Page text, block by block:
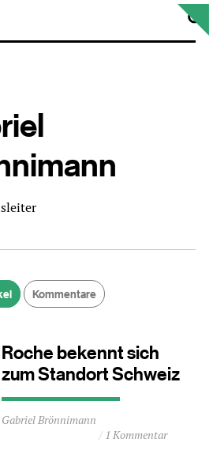
Kommentare
Roche bekennt sich
zum Standort Schweiz
Durchschnittliche
Lesezeit
Gabriel Brönnimann
1 Kommentar